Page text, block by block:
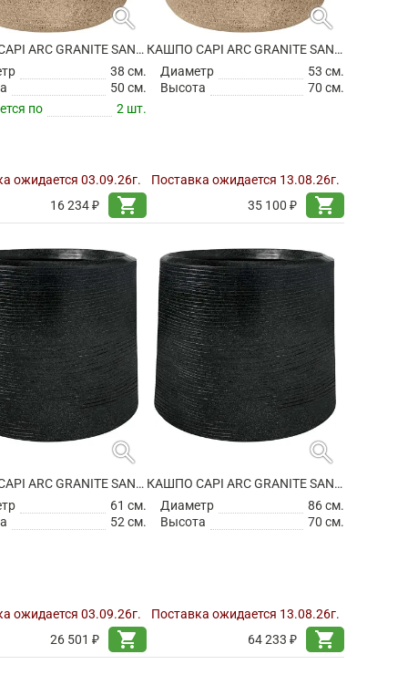
search
КАШПО CAPI ARC GRANITE SANDBAG HIGH WARM TAUPE
38 см.
50 см.
по
2 шт.
ожидается 03.09.26г.
16 234 ₽
shopping_cart
search
КАШПО CAPI ARC GRANITE SANDBAG HIGH WARM TAUPE
Диаметр
53 см.
Высота
70 см.
Поставка ожидается 13.08.26г.
35 100 ₽
shopping_cart
search
КАШПО CAPI ARC GRANITE SANDBAG MEDIUM BLACK
61 см.
52 см.
ожидается 03.09.26г.
26 501 ₽
shopping_cart
search
КАШПО CAPI ARC GRANITE SANDBAG MEDIUM BLACK
Диаметр
86 см.
Высота
70 см.
Поставка ожидается 13.08.26г.
64 233 ₽
shopping_cart